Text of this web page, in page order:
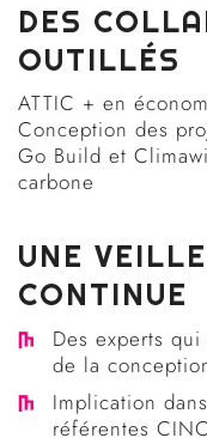
DES
OUTILLÉS
ATTIC + en
Conception des
Go Build et
carbone
UNE
CONTINUE
Des experts qui
de la
Implication
référentes